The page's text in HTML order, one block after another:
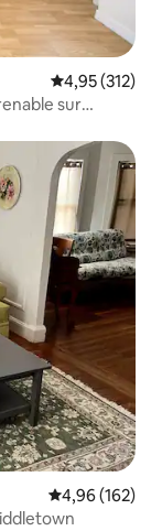
Évaluation
4,95 (312)
sur
Évaluation
4,96 (162)